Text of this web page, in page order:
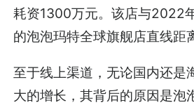
耗资1300万元。该店与2022
的泡泡玛特全球旗舰店直线距
至于线上渠道，无论国内还是
大的增长，其背后的原因是泡